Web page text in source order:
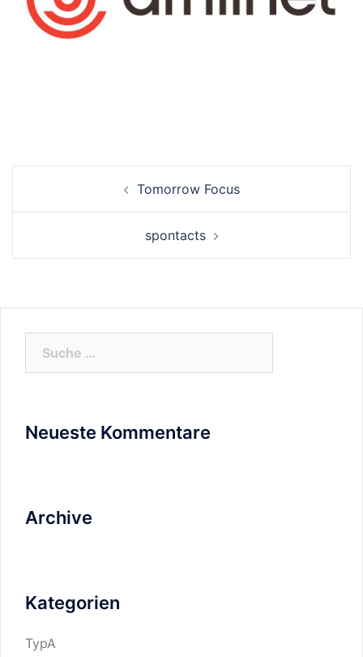
Tomorrow Focus
spontacts
nach:
Neueste Kommentare
Archive
Kategorien
TypA